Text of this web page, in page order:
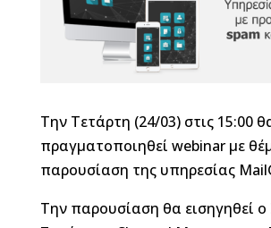
Την Τετάρτη (24/03) στις 15:00
πραγματοποιηθεί webinar με
παρουσίαση της υπηρεσίας
Την παρουσίαση θα εισηγηθεί